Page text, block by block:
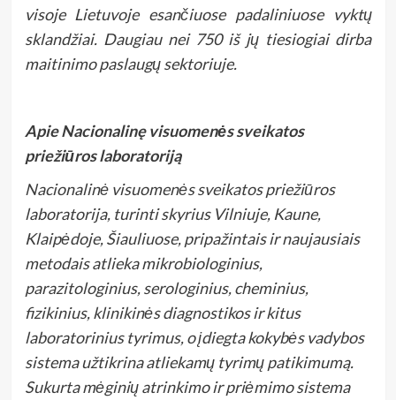
visoje Lietuvoje esančiuose padaliniuose vyktų
sklandžiai. Daugiau nei 750 iš jų tiesiogiai dirba
maitinimo paslaugų sektoriuje.
Apie Nacionalinę visuomenės sveikatos
priežiūros laboratoriją
Nacionalinė visuomenės sveikatos priežiūros
laboratorija, turinti skyrius Vilniuje, Kaune,
Klaipėdoje, Šiauliuose, pripažintais ir naujausiais
metodais atlieka mikrobiologinius,
parazitologinius, serologinius, cheminius,
fizikinius, klinikinės diagnostikos ir kitus
laboratorinius tyrimus, o įdiegta kokybės vadybos
sistema užtikrina atliekamų tyrimų patikimumą.
Sukurta mėginių atrinkimo ir priėmimo sistema